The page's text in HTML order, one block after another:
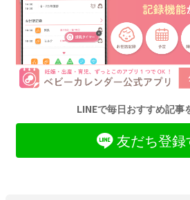
LINEで毎日おすすめ記事
友だち登録